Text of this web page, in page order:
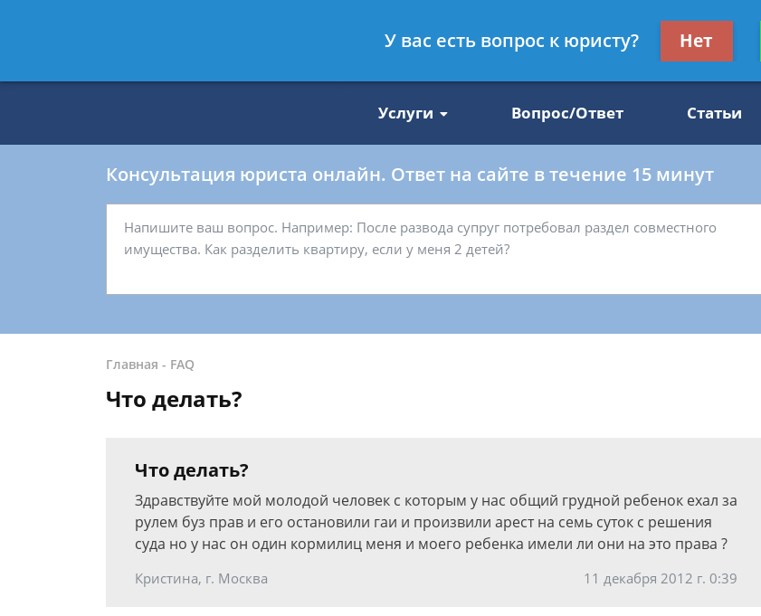
8 812 509-27-47
Услуги Вопрос/Ответ Статьи
Консультация юриста онлайн. Ответ на сайте в течение 15 минут
Главная - FAQ
Что делать?
Что делать?
Здравствуйте мой молодой человек с которым у нас общий грудной ребенок ехал за
рулем буз прав и его остановили гаи и произвили арест на семь суток с решения
суда но у нас он один кормилиц меня и моего ребенка имели ли они на это права ?
Кристина, г. Москва 11 декабря 2012 г. 0:39
У вас есть вопрос к юристу? Нет